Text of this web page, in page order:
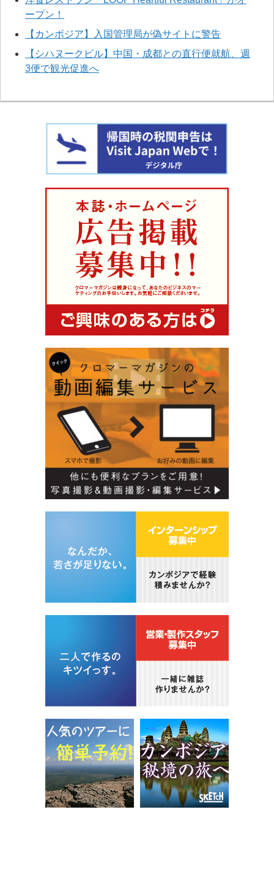
ープン！
【カンボジア】入国管理局が偽サイトに警告
【シハヌークビル】中国・成都との直行便就航、週
3便で観光促進へ